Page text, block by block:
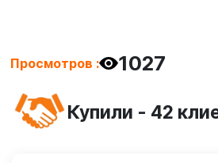
Просмотров : 1027
Купили - 42